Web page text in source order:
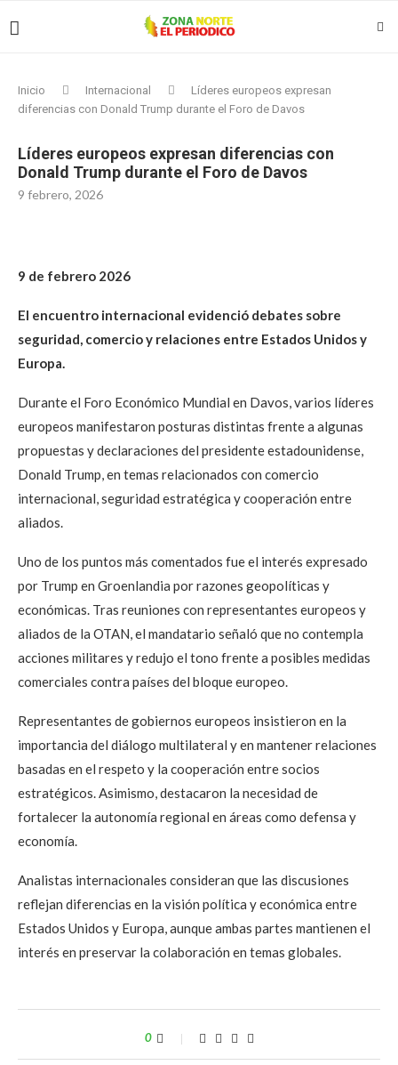
Inicio Internacional
Líderes europeos expresan
diferencias con Donald Trump durante el Foro de Davos
Líderes europeos expresan diferencias con
Donald Trump durante el Foro de Davos
9 febrero, 2026
9 de febrero 2026
El encuentro internacional evidenció debates sobre
seguridad, comercio y relaciones entre Estados Unidos y
Europa.
Durante el Foro Económico Mundial en Davos, varios líderes
europeos manifestaron posturas distintas frente a algunas
propuestas y declaraciones del presidente estadounidense,
Donald Trump, en temas relacionados con comercio
internacional, seguridad estratégica y cooperación entre
aliados.
Uno de los puntos más comentados fue el interés expresado
por Trump en Groenlandia por razones geopolíticas y
económicas. Tras reuniones con representantes europeos y
aliados de la OTAN, el mandatario señaló que no contempla
acciones militares y redujo el tono frente a posibles medidas
comerciales contra países del bloque europeo.
Representantes de gobiernos europeos insistieron en la
importancia del diálogo multilateral y en mantener relaciones
basadas en el respeto y la cooperación entre socios
estratégicos. Asimismo, destacaron la necesidad de
fortalecer la autonomía regional en áreas como defensa y
economía.
Analistas internacionales consideran que las discusiones
reflejan diferencias en la visión política y económica entre
Estados Unidos y Europa, aunque ambas partes mantienen el
interés en preservar la colaboración en temas globales.
0